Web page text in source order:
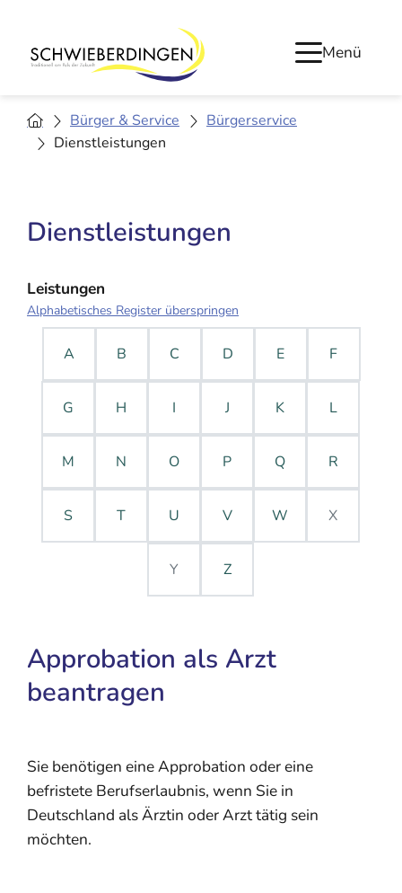
Menü
Bürger & Service
Bürgerservice
Dienstleistungen
Dienstleistungen
Leistungen
Alphabetisches Register überspringen
A B C D E F
G H I J K L
M N O P Q R
S T U V W X
Y Z
Approbation als Arzt
beantragen
Sie benötigen eine Approbation oder eine
befristete Berufserlaubnis, wenn Sie in
Deutschland als Ärztin oder Arzt tätig sein
möchten.